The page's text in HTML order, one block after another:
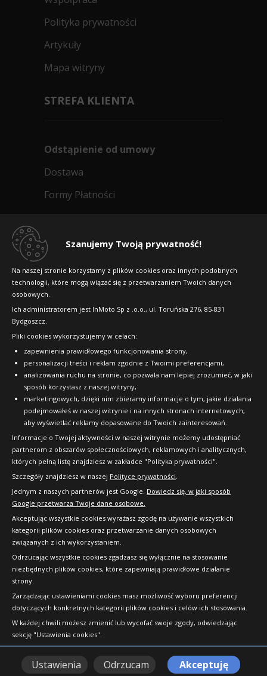
Szanujemy Twoją prywatność!
Na naszej stronie korzystamy z plików cookies oraz innych podobnych
technologii, które mogą wiązać się z przetwarzaniem Twoich danych
osobowych.
Ich administratorem jest InMoto Sp z .o.o., ul. Toruńska 276, 85-831
Bydgoszcz.
Pliki cookies wykorzystujemy w celach:
zapewnienia prawidłowego funkcjonowania strony,
personalizacji treści i reklam zgodnie z Twoimi preferencjami,
analizowania ruchu na stronie, co pozwala nam lepiej zrozumieć, w jaki
sposób korzystasz z naszej witryny,
marketingowych, dzięki nim zbieramy informacje o tym, jakie działania
podejmowałeś w naszej witrynie i na innych stronach internetowych,
aby wyświetlać reklamy dopasowane do Twoich zainteresowań.
Informacje o Twojej aktywności w naszej witrynie możemy udostępniać
partnerom z obszarów społecznościowych, reklamowych i analitycznych,
których pełną listę znajdziesz w zakładce "Polityka prywatności".
Szczegóły znajdziesz w naszej Polityce prywatności.
Jednym z naszych partnerów jest Google. Dowiedz się, w jaki sposób
Google przetwarza Twoje dane osobowe.
Akceptując wszystkie cookies wyrażasz zgodę na używanie wszystkich
kategorii plików cookies oraz przetwarzanie danych osobowych
związanych z ich wykorzystaniem.
Odrzucając wszystkie cookies zgadzasz się wyłącznie na stosowanie
niezbędnych plików cookies, które zapewniają prawidłowe działanie
strony.
Zarządzając ustawieniami cookies masz możliwość wyboru preferencji
dotyczących konkretnych kategorii plików cookies i celów ich stosowania.
W każdej chwili możesz zmienić lub wycofać swoje zgody, odwiedzając
sekcję "Ustawienia cookies".
Ustawienia Odrzucam Akceptuję
Polityka prywatności
Artykuły
Mapa witryny
STREFA KLIENTA
Odstąpienie od umowy
Dostawa
Formy Płatności
Dlaczego warto kupić w 24opony.pl
Raty
FAQ
OFICJALNY PARTNER
Copyright © 2010-2026 24opony.pl. Wszelkie
prawa zastrzeżone.